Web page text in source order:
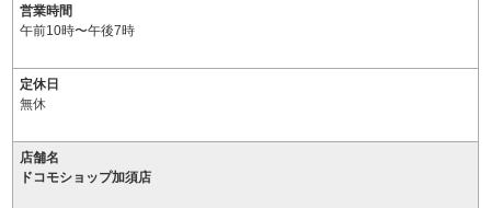
営業時間
午前10時〜午後7時
定休日
無休
店舗名
ドコモショップ加須店